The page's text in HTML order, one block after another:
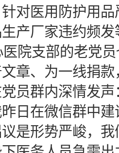
对医用防护用
产厂家违约频
医院支部的老党
章、为一线捐
员群内深情发
日在微信群中
是形势严峻，